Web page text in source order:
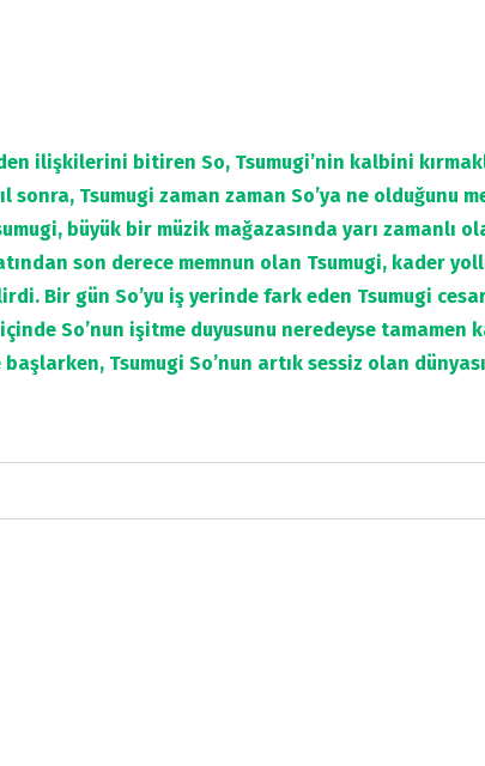
ilişkilerini bitiren So, Tsumugi’nin kalbini
sonra, Tsumugi zaman zaman So’ya ne olduğunu
büyük bir müzik mağazasında yarı zamanlı
son derece memnun olan Tsumugi, kader
Bir gün So’yu iş yerinde fark eden Tsumugi
So’nun işitme duyusunu neredeyse tamamen
başlarken, Tsumugi So’nun artık sessiz olan